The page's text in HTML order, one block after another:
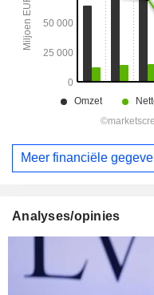
Meer financiële
Analyses/opinies